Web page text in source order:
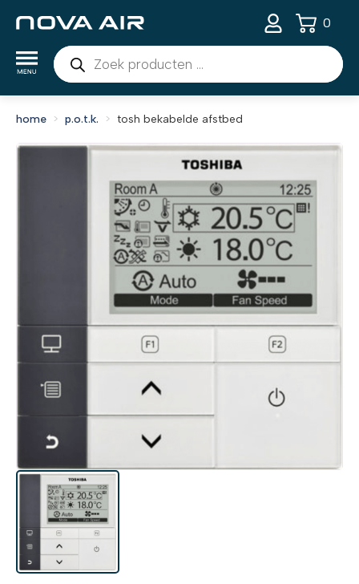
Producten
zoeken
0
home p.o.t.k. tosh bekabelde afstbed